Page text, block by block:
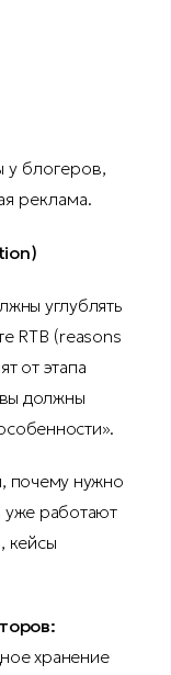
у блогеров,
реклама.
углублять
RTB (reasons
от этапа
должны
почему нужно
уже работают
кейсы
хранение